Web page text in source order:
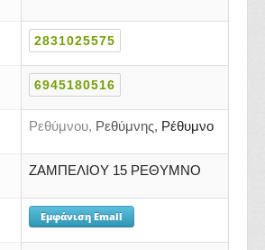
2831025575
6945180516
Ρεθύμνου, Ρεθύμνης, Ρέθυμνο
ΖΑΜΠΕΛΙΟΥ 15 ΡΕΘΥΜΝΟ
Εμφάνιση Email